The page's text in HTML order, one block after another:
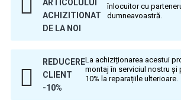
ARTICOLULUI
ACHIZITIONAT
DE LA NOI
înlocuitor cu
dumneavoastră.
REDUCERE
CLIENT
-10%
La achiziționarea acestui
montaj în serviciul nostru și
10% la reparațiile ulterioare.